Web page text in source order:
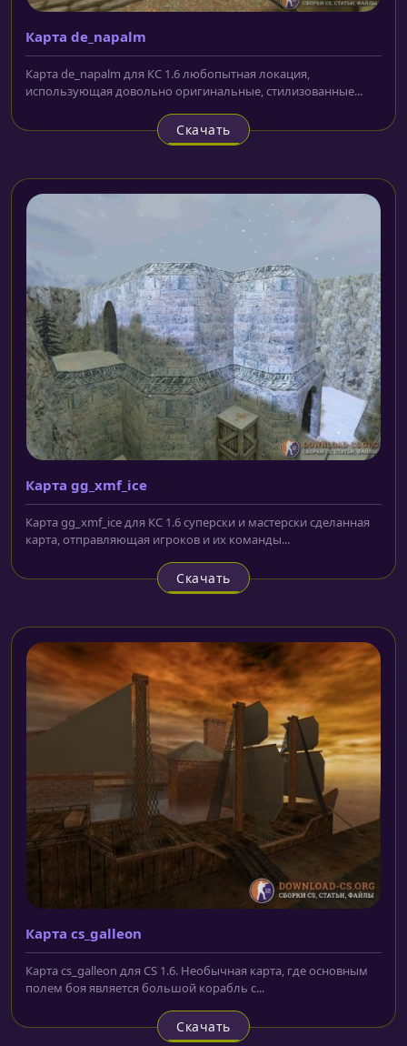
Карта de_napalm
Карта de_napalm для КС 1.6 любопытная локация,
использующая довольно оригинальные, стилизованные...
Скачать
Карта gg_xmf_ice
Карта gg_xmf_ice для КС 1.6 суперски и мастерски сделанная
карта, отправляющая игроков и их команды...
Скачать
Карта cs_galleon
Карта cs_galleon для CS 1.6. Необычная карта, где основным
полем боя является большой корабль с...
Скачать